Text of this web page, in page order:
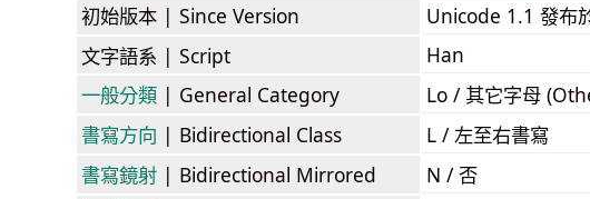
初始版本 | Since Version
Unicode 1.1 發布
文字語系 | Script
Han
一般分類 | General Category
Lo / 其它字母
書寫方向 | Bidirectional Class
L / 左至右書寫
書寫鏡射 | Bidirectional Mirrored
N / 否